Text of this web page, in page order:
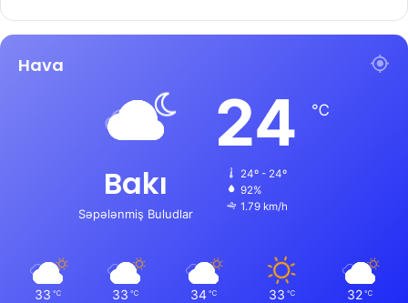
Hava
Bakı
Səpələnmiş Buludlar
24 ℃
24º - 24º
92%
1.79 km/h
33 ℃ 33 ℃ 34 ℃ 33 ℃ 32 ℃